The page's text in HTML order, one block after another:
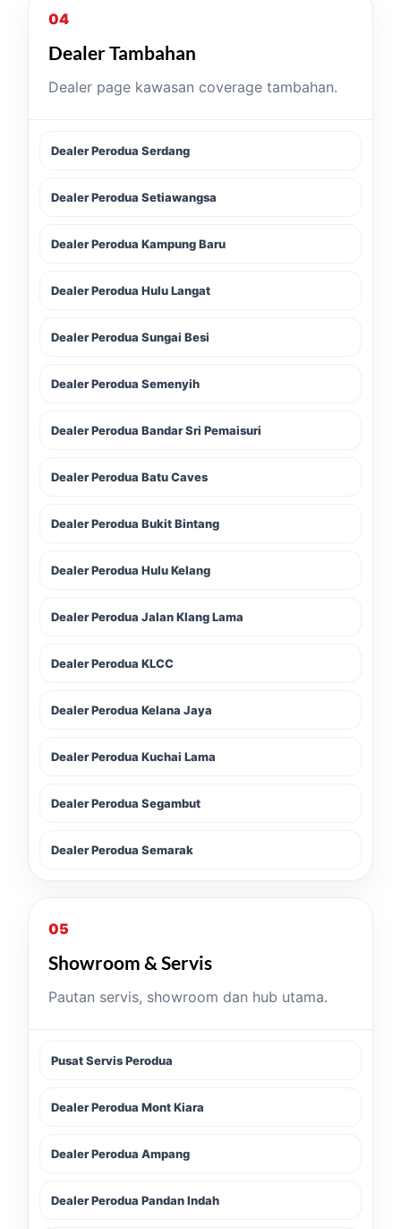
04
Dealer Tambahan
Dealer page kawasan coverage tambahan.
Dealer Perodua Serdang
Dealer Perodua Setiawangsa
Dealer Perodua Kampung Baru
Dealer Perodua Hulu Langat
Dealer Perodua Sungai Besi
Dealer Perodua Semenyih
Dealer Perodua Bandar Sri Pemaisuri
Dealer Perodua Batu Caves
Dealer Perodua Bukit Bintang
Dealer Perodua Hulu Kelang
Dealer Perodua Jalan Klang Lama
Dealer Perodua KLCC
Dealer Perodua Kelana Jaya
Dealer Perodua Kuchai Lama
Dealer Perodua Segambut
Dealer Perodua Semarak
05
Showroom & Servis
Pautan servis, showroom dan hub utama.
Pusat Servis Perodua
Dealer Perodua Mont Kiara
Dealer Perodua Ampang
Dealer Perodua Pandan Indah